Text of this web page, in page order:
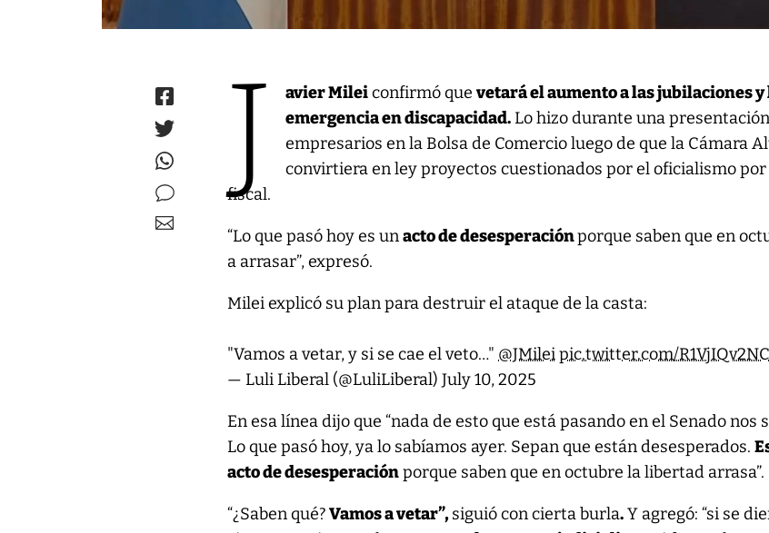
J avier Mileiconfirmó quevetará el aumento a las jubilaciones y
emergencia en discapacidad.Lo hizo durante una
empresarios en la Bolsa de Comercio luego de que la Cámara
convirtiera en ley proyectos cuestionados por el oficialismo por
fiscal.
“Lo que pasó hoy es unacto de desesperaciónporque saben que en
a arrasar”, expresó.
Milei explicó su plan para destruir el ataque de la casta:
"Vamos a vetar, y si se cae el veto…" @JMileipic.twitter.com/R1VjIQv2NC
— Luli Liberal (@LuliLiberal)July 10, 2025
En esa línea dijo que “nada de esto que está pasando en el Senado nos
Lo que pasó hoy, ya lo sabíamos ayer. Sepan que están desesperados.
acto de desesperaciónporque saben que en octubre la libertad arrasa”.
“¿Saben qué?Vamos a vetar”,siguió con cierta burla.Y agregó: “si se